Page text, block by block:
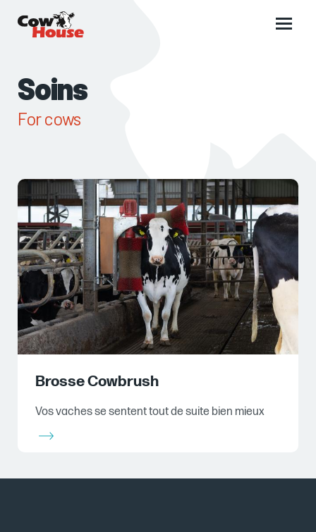
Main
Soins
For cows
Brosse Cowbrush
Vos vaches se sentent tout de suite bien mieux